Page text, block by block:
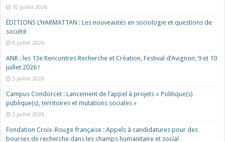
10 juillet 2026
ÉDITIONS L’HARMATTAN : Les nouveautés en sociologie et questions de
société
6 juillet 2026
ANR : les 13e Rencontres Recherche et Création, Festival d’Avignon, 9 et 10
juillet 2026 !
3 juillet 2026
Campus Condorcet : Lancement de l’appel à projets « Politique(s)
publique(s), territoires et mutations sociales »
3 juillet 2026
Fondation Croix-Rouge française : Appels à candidatures pour des
bourses de recherche dans les champs humanitaire et social